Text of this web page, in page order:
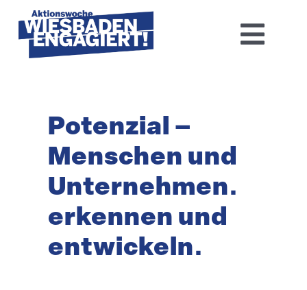
content
Aktions­woche 2026
Basis-Infos
Dokumen­tation 2025
Aktuelles
Potenzial –
Menschen und
Unternehmen.
erkennen und
entwickeln.